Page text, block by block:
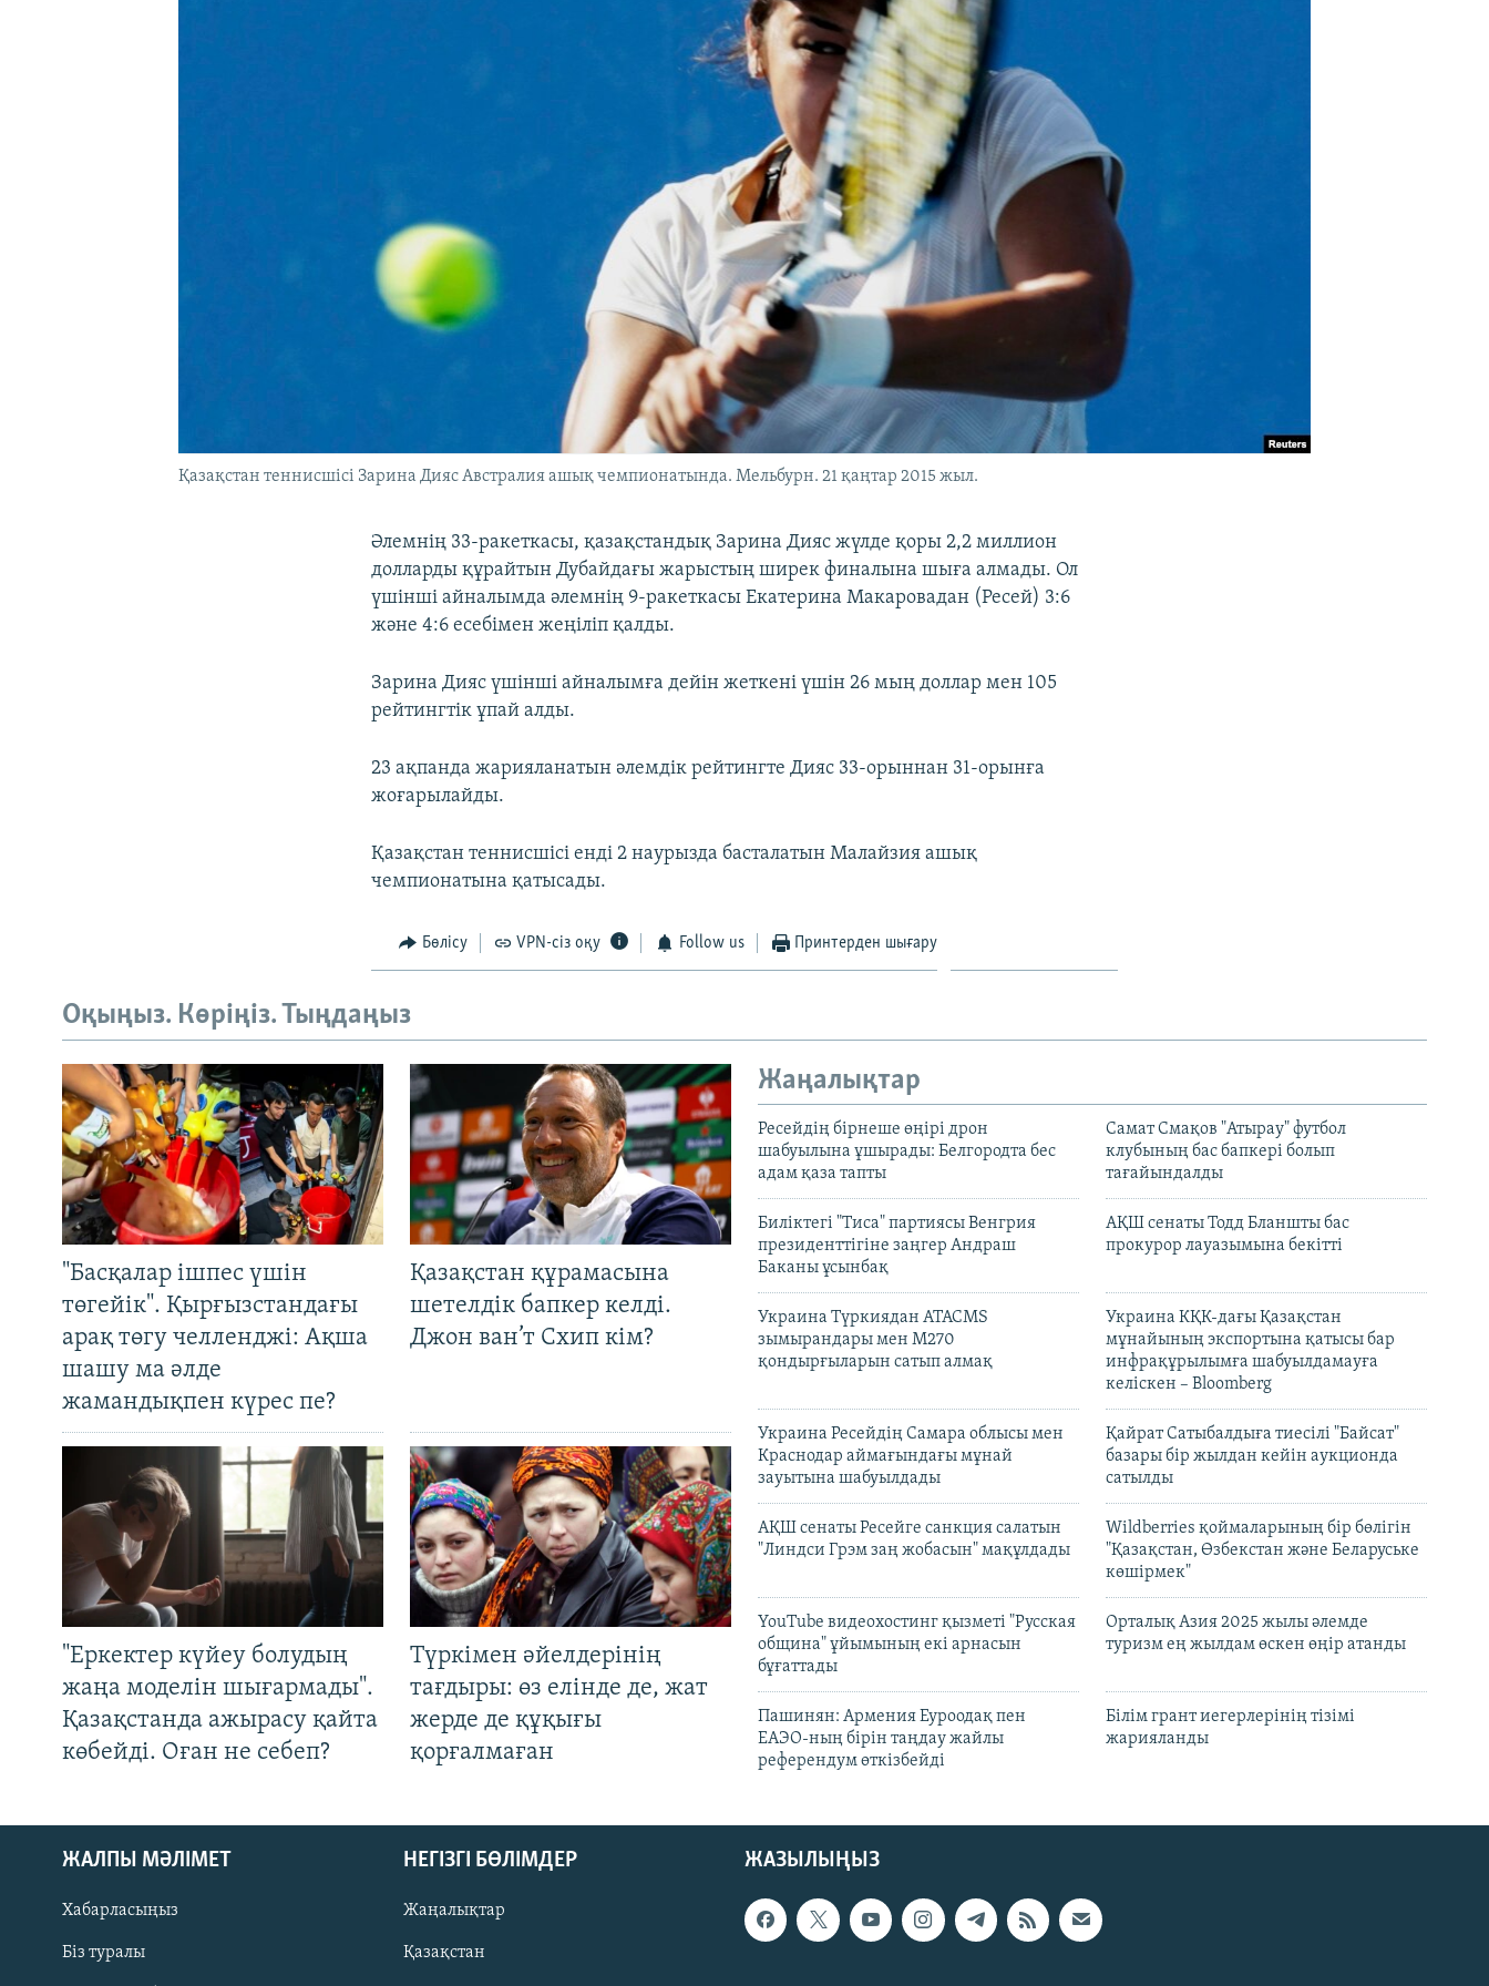
Қазақстан теннисшісі Зарина Дияс Австралия ашық чемпионатында. Мельбурн. 21 қаңтар 2015 жыл.
Әлемнің 33-ракеткасы, қазақстандық Зарина Дияс жүлде қоры 2,2 миллион
долларды құрайтын Дубайдағы жарыстың ширек финалына шыға алмады. Ол
үшінші айналымда әлемнің 9-ракеткасы Екатерина Макаровадан (Ресей) 3:6
және 4:6 есебімен жеңіліп қалды.
Зарина Дияс үшінші айналымға дейін жеткені үшін 26 мың доллар мен 105
рейтингтік ұпай алды.
23 ақпанда жарияланатын әлемдік рейтингте Дияс 33-орыннан 31-орынға
жоғарылайды.
Қазақстан теннисшісі енді 2 наурызда басталатын Малайзия ашық
чемпионатына қатысады.
Бөлісу VPN-сіз оқу Follow us Принтерден шығару
Оқыңыз. Көріңіз. Тыңдаңыз
"Басқалар ішпес үшін
төгейік". Қырғызстандағы
арақ төгу челленджі: Ақша
шашу ма әлде
жамандықпен күрес пе?
Қазақстан құрамасына
шетелдік бапкер келді.
Джон ван’т Схип кім?
"Еркектер күйеу болудың
жаңа моделін шығармады".
Қазақстанда ажырасу қайта
көбейді. Оған не себеп?
Түркімен әйелдерінің
тағдыры: өз елінде де, жат
жерде де құқығы
қорғалмаған
Жаңалықтар
Ресейдің бірнеше өңірі дрон
шабуылына ұшырады: Белгородта бес
адам қаза тапты
Самат Смақов "Атырау" футбол
клубының бас бапкері болып
тағайындалды
Биліктегі "Тиса" партиясы Венгрия
президенттігіне заңгер Андраш
Баканы ұсынбақ
АҚШ сенаты Тодд Бланшты бас
прокурор лауазымына бекітті
Украина Түркиядан ATACMS
зымырандары мен M270
қондырғыларын сатып алмақ
Украина КҚК-дағы Қазақстан
мұнайының экспортына қатысы бар
инфрақұрылымға шабуылдамауға
келіскен – Bloomberg
Украина Ресейдің Самара облысы мен
Краснодар аймағындағы мұнай
зауытына шабуылдады
Қайрат Сатыбалдыға тиесілі "Байсат"
базары бір жылдан кейін аукционда
сатылды
АҚШ сенаты Ресейге санкция салатын
"Линдси Грэм заң жобасын" мақұлдады
Wildberries қоймаларының бір бөлігін
"Қазақстан, Өзбекстан және Беларуське
көшірмек"
YouTube видеохостинг қызметі "Русская
община" ұйымының екі арнасын
бұғаттады
Орталық Азия 2025 жылы әлемде
туризм ең жылдам өскен өңір атанды
Пашинян: Армения Еуроодақ пен
ЕАЭО-ның бірін таңдау жайлы
референдум өткізбейді
Білім грант иегерлерінің тізімі
жарияланды
ЖАЗЫЛЫҢЫЗ
ЖАЛПЫ МӘЛІМЕТ
Хабарласыңыз
Біз туралы
НЕГІЗГІ БӨЛІМДЕР
Жаңалықтар
Қазақстан